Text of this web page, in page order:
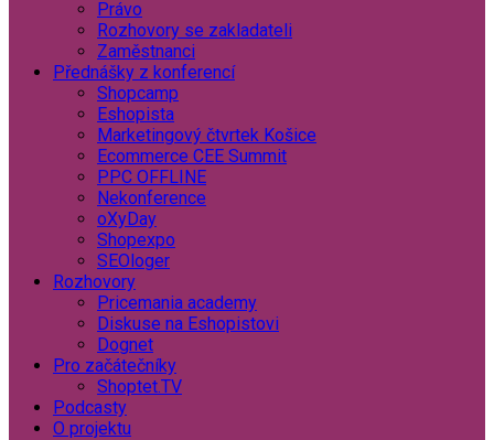
Právo
Rozhovory se zakladateli
Zaměstnanci
Přednášky z konferencí
Shopcamp
Eshopista
Marketingový čtvrtek Košice
Ecommerce CEE Summit
PPC OFFLINE
Nekonference
oXyDay
Shopexpo
SEOloger
Rozhovory
Pricemania academy
Diskuse na Eshopistovi
Dognet
Pro začátečníky
Shoptet.TV
Podcasty
O projektu